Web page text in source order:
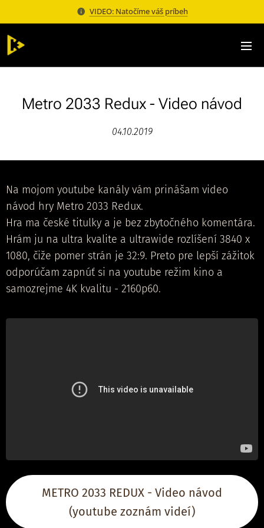
VIDEO: Natočíme váš príbeh
Metro 2033 Redux - Video návod
04.10.2019
Na mojom youtube kanály vám prinášam video
návod hry Metro 2033 Redux.
Hra ma české titulky a je bez zbytočného komentára.
Hrám ju na ultra kvalite a ultrawide rozlíšení 3840 x
1080, čiže pomer strán je 32:9. Preto pre lepší zážitok
odporúčam zapnúť si na youtube režim kino a
samozrejme 4K kvalitu - 2160p60.
METRO 2033 REDUX - Video návod
(youtube zoznám videí)